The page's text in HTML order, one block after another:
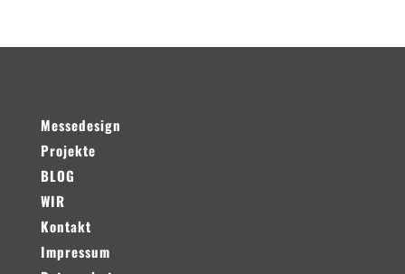
Messedesign
Projekte
BLOG
WIR
Kontakt
Impressum